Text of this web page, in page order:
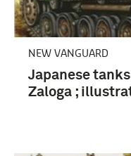
Japan (8)
NEW VANGUARD
Japanese
Zaloga ;